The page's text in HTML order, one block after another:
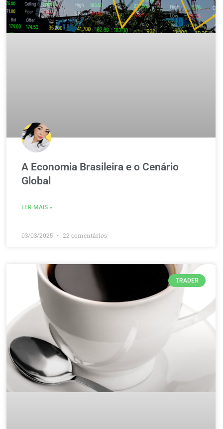
A Economia Brasileira e o Cenário
Global
LER MAIS »
03/03/2025 22 comentários
TRADER